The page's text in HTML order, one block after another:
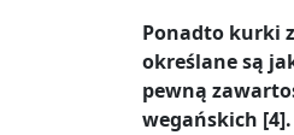
Ponadto kurki
określane są
pewną
wegańskich [4].